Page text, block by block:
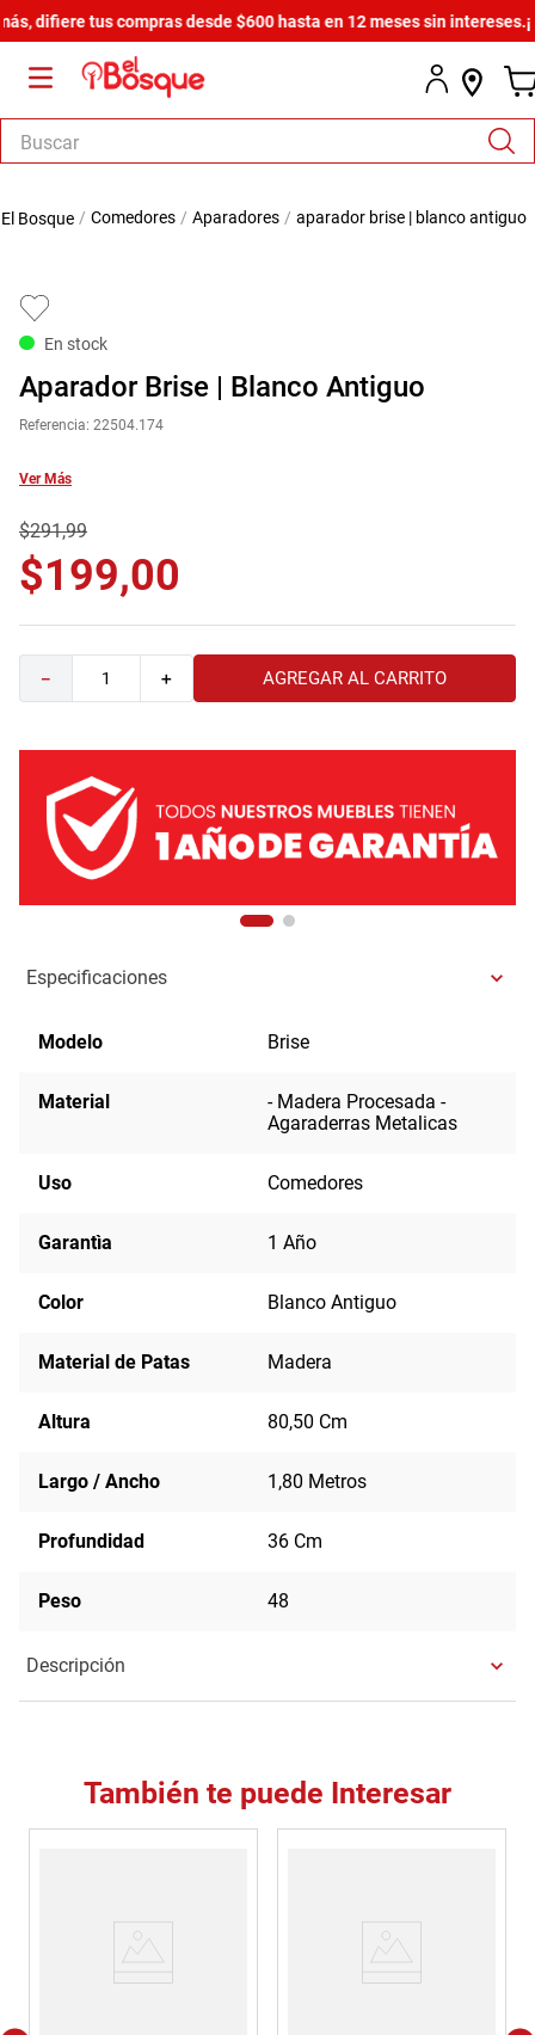
difiere tus compras desde $600 hasta en 12 meses sin intereses.
Buscar
comedores aparadores aparador brise | blanco antiguo
En stock
Aparador Brise | Blanco Antiguo
Referencia: 22504.174
Ver Más
$291,99
$199,00
＋
－ AGREGAR AL CARRITO
Especificaciones
Modelo Brise
Material
- Madera Procesada -
Agaraderras Metalicas
Uso Comedores
Garantìa 1 Año
Color Blanco Antiguo
Material de Patas Madera
Altura 80,50 Cm
Largo / Ancho 1,80 Metros
Profundidad 36 Cm
Peso 48
Descripción
También te puede Interesar
1.
salas
3
4.
comedor
5.
zapatera
6.
cama
7.
comoda
8
9.
havana master
10